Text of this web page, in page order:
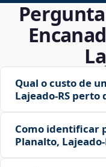
Qual o custo de
Lajeado‑RS perto
Como identificar
Planalto,